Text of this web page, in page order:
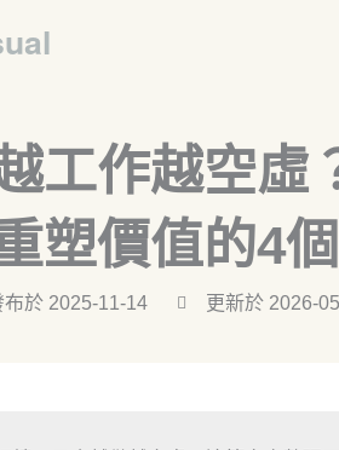
工作越空虛
塑價值的4
布於 2025-11-14 更新於 2026-